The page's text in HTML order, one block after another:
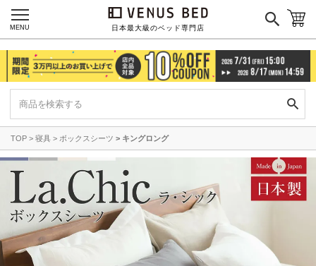
日本最大級のベッド専門店
MENU
TOP 寝具 ボックスシーツ キングロング